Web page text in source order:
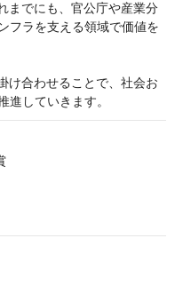
までにも、官公庁や産業分
フラを支える領域で価値を
け合わせることで、社会お
進していきます。